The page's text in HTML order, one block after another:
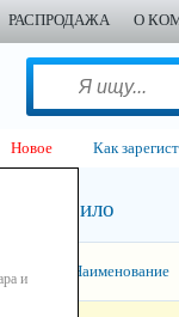
РАСПРОДАЖА О
и
Новое Как
Зубило
Наименование